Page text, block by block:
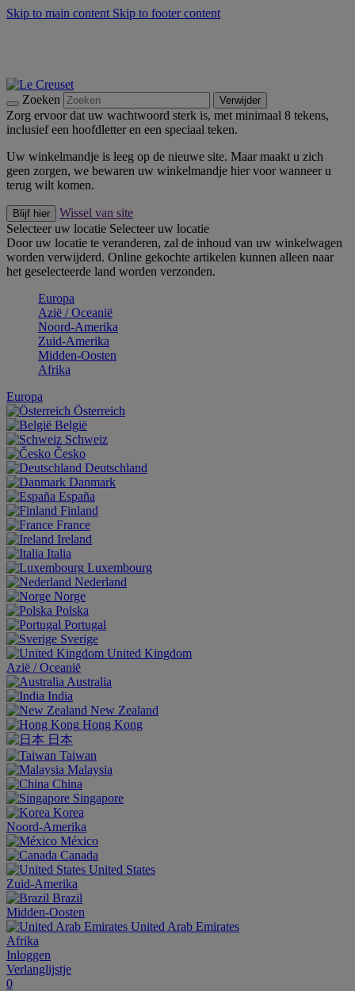
Skip to main content Skip to footer content
Zoeken Verwijder
Zorg ervoor dat uw wachtwoord sterk is, met minimaal 8 tekens,
inclusief een hoofdletter en een speciaal teken.
Uw winkelmandje is leeg op de nieuwe site. Maar maakt u zich
geen zorgen, we bewaren uw winkelmandje hier voor wanneer u
terug wilt komen.
Blijf hier
Wissel van site
Selecteer uw locatie Selecteer uw locatie
Door uw locatie te veranderen, zal de inhoud van uw winkelwagen
worden verwijderd. Online gekochte artikelen kunnen alleen naar
het geselecteerde land worden verzonden.
Europa
Aziё / Oceaniё
Noord-Amerika
Zuid-Amerika
Midden-Oosten
Afrika
Europa
Österreich
België
Schweiz
Česko
Deutschland
Danmark
España
Finland
France
Ireland
Italia
Luxembourg
Nederland
Norge
Polska
Portugal
Sverige
United Kingdom
Aziё / Oceaniё
Australia
India
New Zealand
Hong Kong
日本
Taiwan
Malaysia
China
Singapore
Korea
Noord-Amerika
México
Canada
United States
Zuid-Amerika
Brazil
Midden-Oosten
United Arab Emirates
Afrika
Inloggen
Verlanglijstje
0